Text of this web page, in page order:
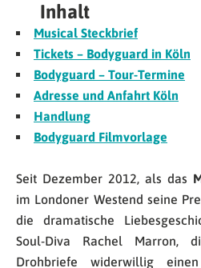
Inhalt
Musical Steckbrief
Tickets – Bodyguard in Köln
Bodyguard – Tour-Termine
Adresse und Anfahrt Köln
Handlung
Bodyguard Filmvorlage
Seit Dezember 2012, als das
im Londoner Westend seine
die dramatische
Soul-Diva Rachel Marron,
Drohbriefe widerwillig